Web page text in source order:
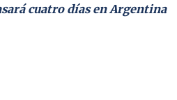
cuatro días en Argentina